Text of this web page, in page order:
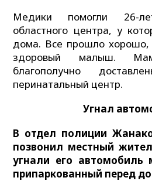
Медики помогли 26-
областного центра, у
дома. Все прошло хорошо,
здоровый малыш.
благополучно
перинатальный центр.
Угнал
В отдел полиции
позвонил местный
угнали его автомобиль
припаркованный перед